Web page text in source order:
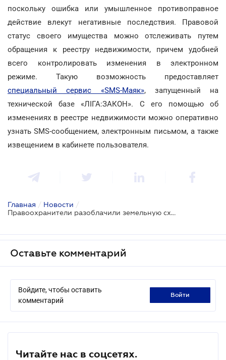
поскольку ошибка или умышленное противоправное
действие влекут негативные последствия. Правовой
статус своего имущества можно отслеживать путем
обращения к реестру недвижимости, причем удобней
всего контролировать изменения в электронном
режиме. Такую возможность предоставляет
специальный сервис «SMS-Маяк», запущенный на
технической базе «ЛІГА:ЗАКОН». С его помощью об
изменениях в реестре недвижимости можно оперативно
узнать SMS-сообщением, электронным письмом, а также
извещением в кабинете пользователя.
Главная / Новости /
Правоохранители разоблачили земельную схему по заполучению в частную собственность пляжей
Оставьте комментарий
Войдите, чтобы оставить
комментарий
войти
Читайте нас в соцсетях.